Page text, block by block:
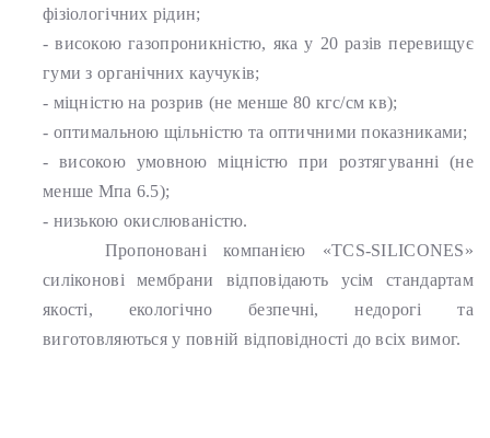
фізіологічних рідин;
- високою газопроникністю, яка у 20 разів перевищує
гуми з органічних каучуків;
- міцністю на розрив (не менше 80 кгс/см кв);
- оптимальною щільністю та оптичними показниками;
- високою умовною міцністю при розтягуванні (не
менше Мпа 6.5);
- низькою окислюваністю.
Пропоновані компанією «TCS-SILICONES»
силіконові мембрани відповідають усім стандартам
якості, екологічно безпечні, недорогі та
виготовляються у повній відповідності до всіх вимог.